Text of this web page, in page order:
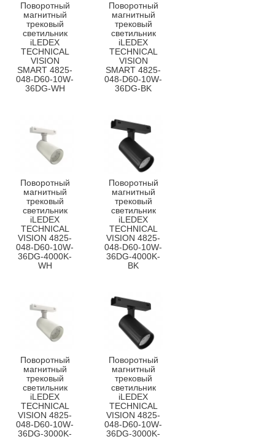
Поворотный
магнитный
трековый
светильник
iLEDEX
TECHNICAL
VISION
SMART 4825-
048-D60-10W-
36DG-WH
Поворотный
магнитный
трековый
светильник
iLEDEX
TECHNICAL
VISION
SMART 4825-
048-D60-10W-
36DG-BK
Поворотный
магнитный
трековый
светильник
iLEDEX
TECHNICAL
VISION 4825-
048-D60-10W-
36DG-4000K-
WH
Поворотный
магнитный
трековый
светильник
iLEDEX
TECHNICAL
VISION 4825-
048-D60-10W-
36DG-4000K-
BK
Поворотный
магнитный
трековый
светильник
iLEDEX
TECHNICAL
VISION 4825-
048-D60-10W-
36DG-3000K-
Поворотный
магнитный
трековый
светильник
iLEDEX
TECHNICAL
VISION 4825-
048-D60-10W-
36DG-3000K-